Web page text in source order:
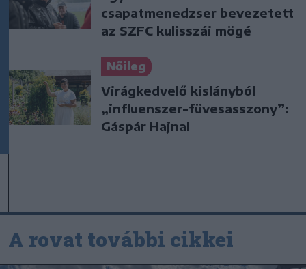
csapatmenedzser bevezetett
az SZFC kulisszái mögé
Nőileg
Virágkedvelő kislányból
„influenszer-füvesasszony”:
Gáspár Hajnal
A rovat további cikkei